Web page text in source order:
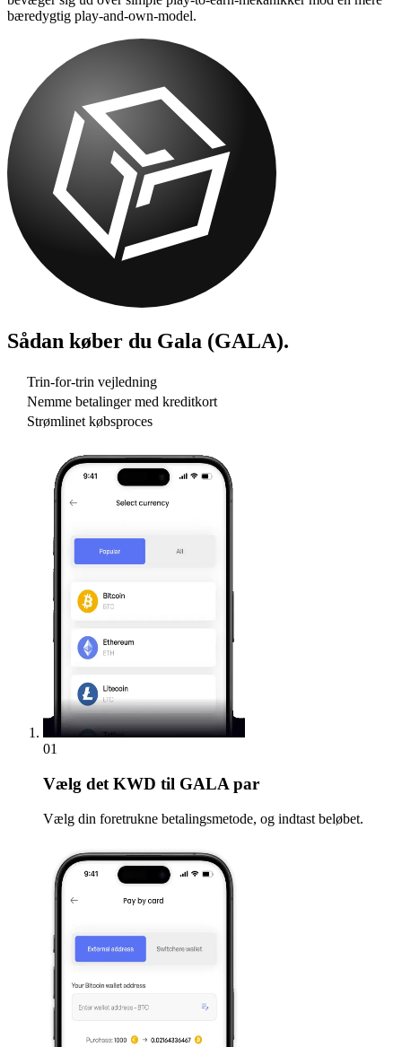
bæredygtig play-and-own-model.
Sådan køber du Gala (GALA).
Trin-for-trin vejledning
Nemme betalinger med kreditkort
Strømlinet købsproces
01
Vælg det KWD til GALA par
Vælg din foretrukne betalingsmetode, og indtast beløbet.